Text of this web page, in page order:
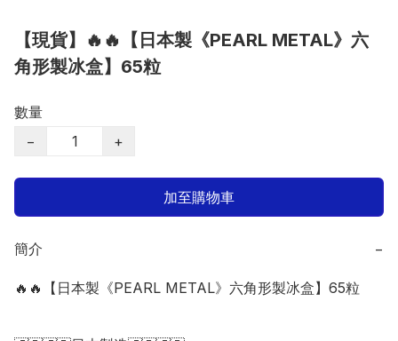
【現貨】🔥🔥【日本製《PEARL METAL》六
角形製冰盒】65粒
數量
−
+
加至購物車
簡介 −
🔥🔥【日本製《PEARL METAL》六角形製冰盒】65粒